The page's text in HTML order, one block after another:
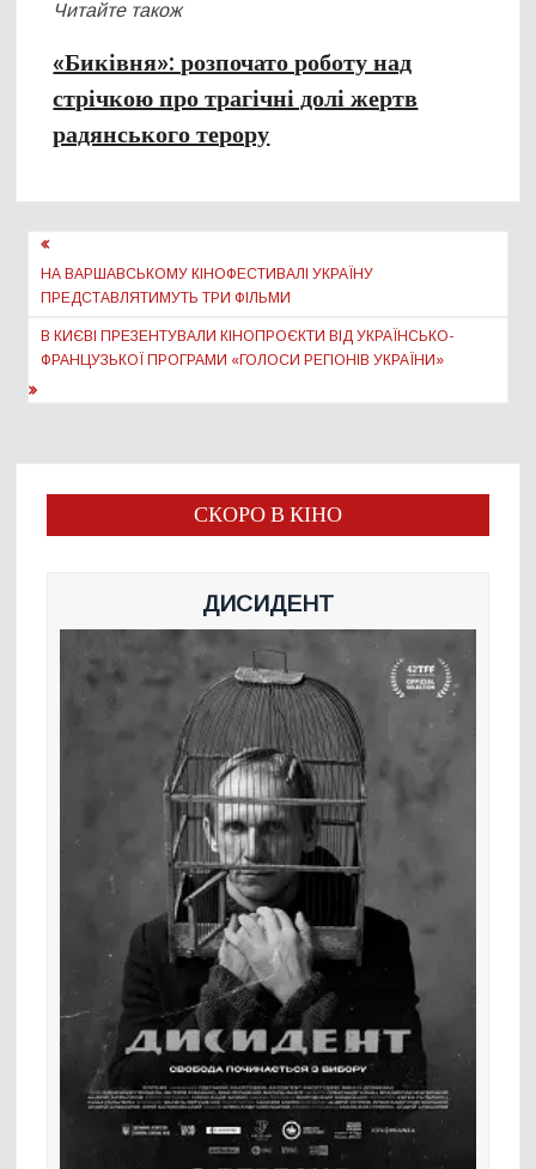
Читайте також
«Биківня»: розпочато роботу над
стрічкою про трагічні долі жертв
радянського терору
Навігація
записів
НА ВАРШАВСЬКОМУ КІНОФЕСТИВАЛІ УКРАЇНУ
ПРЕДСТАВЛЯТИМУТЬ ТРИ ФІЛЬМИ
В КИЄВІ ПРЕЗЕНТУВАЛИ КІНОПРОЄКТИ ВІД УКРАЇНСЬКО-
ФРАНЦУЗЬКОЇ ПРОГРАМИ «ГОЛОСИ РЕГІОНІВ УКРАЇНИ»
СКОРО В КІНО
ДИСИДЕНТ